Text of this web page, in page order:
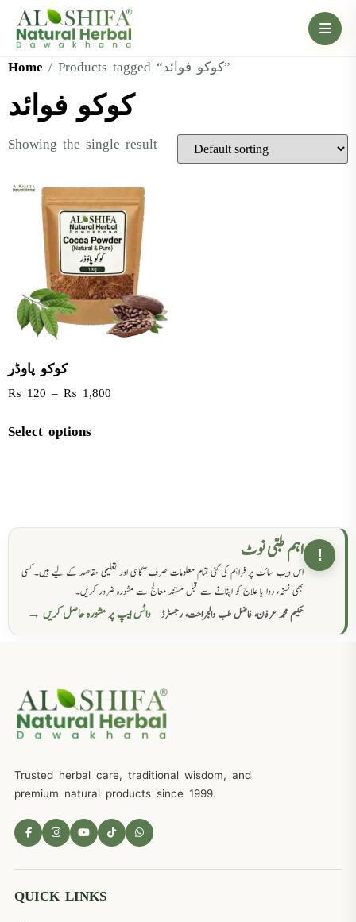
Home / Products tagged “کوکو فوائد”
کوکو فوائد
Showing the single result
کوکو پاوڈر
₨ 120 – ₨ 1,800
Select options
! اہم طبی نوٹ
اس ویب سائٹ پر فراہم کی گئی تمام معلومات صرف آگاہی اور تعلیمی مقاصد کے لیے ہیں۔ کسی
بھی نسخہ، دوا یا علاج کو اپنانے سے قبل مستند معالج سے مشورہ ضرور کریں۔
حکیم محمد عرفان، فاضل طب والجراحت، رجسٹرڈ
واٹس ایپ پر مشورہ حاصل کریں →
Trusted herbal care, traditional wisdom, and
premium natural products since 1999.
QUICK LINKS